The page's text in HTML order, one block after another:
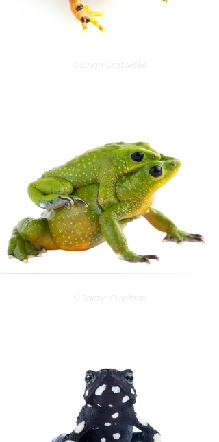
© Brian Gratwicke
© Jaime Culebras